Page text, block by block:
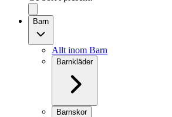
Barn
Allt inom Barn
Barnkläder
Barnskor